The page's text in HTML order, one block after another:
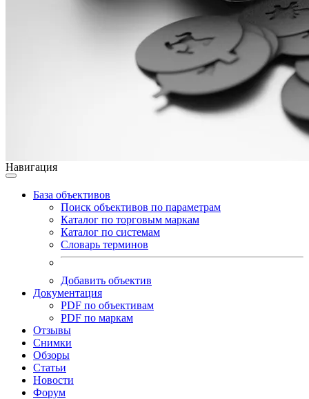
Навигация
База объективов
Поиск объективов по параметрам
Каталог по торговым маркам
Каталог по системам
Словарь терминов
Добавить объектив
Документация
PDF по объективам
PDF по маркам
Отзывы
Снимки
Обзоры
Статьи
Новости
Форум